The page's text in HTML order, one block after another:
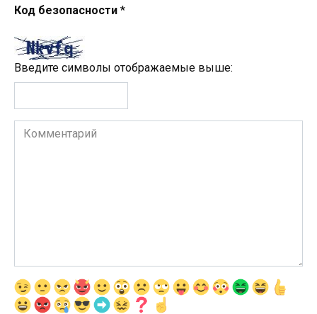
Код безопасности *
Введите символы отображаемые выше:
Комментарий